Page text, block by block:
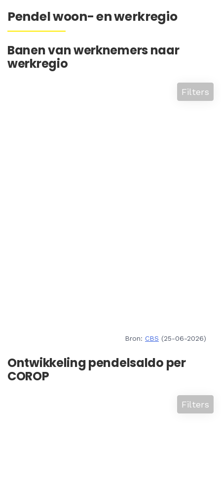
Pendel woon- en werkregio
Banen van werknemers naar
werkregio
Filters
Bron: CBS (25-06-2026)
Ontwikkeling pendelsaldo per
COROP
Filters